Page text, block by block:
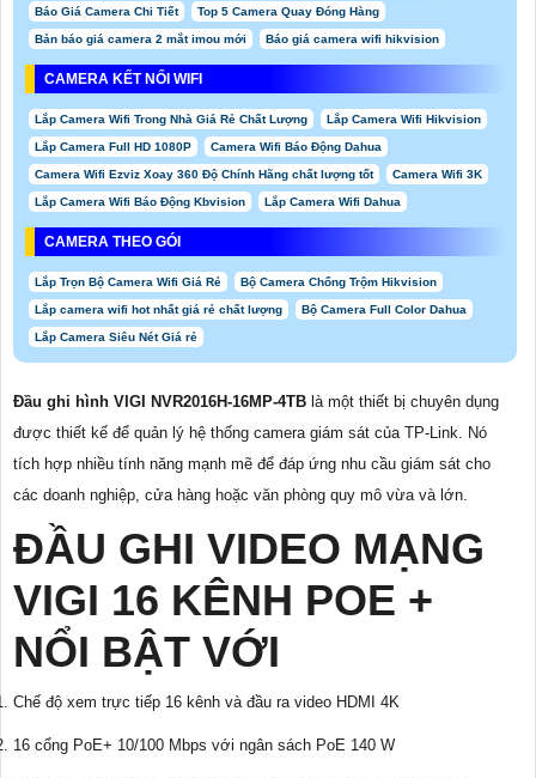
Báo Giá Camera Chi Tiết Top 5 Camera Quay Đóng Hàng
Bản báo giá camera 2 mắt imou mới Báo giá camera wifi hikvision
CAMERA KẾT NỐI WIFI
Lắp Camera Wifi Trong Nhà Giá Rẻ Chất Lượng Lắp Camera Wifi Hikvision
Lắp Camera Full HD 1080P Camera Wifi Báo Động Dahua
Camera Wifi Ezviz Xoay 360 Độ Chính Hãng chất lượng tốt Camera Wifi 3K
Lắp Camera Wifi Báo Động Kbvision Lắp Camera Wifi Dahua
CAMERA THEO GÓI
Lắp Trọn Bộ Camera Wifi Giá Rẻ Bộ Camera Chống Trộm Hikvision
Lắp camera wifi hot nhất giá rẻ chất lượng Bộ Camera Full Color Dahua
Lắp Camera Siêu Nét Giá rẻ
Đầu ghi hình VIGI NVR2016H-16MP-4TB là một thiết bị chuyên dụng
được thiết kế để quản lý hệ thống camera giám sát của TP-Link. Nó
tích hợp nhiều tính năng mạnh mẽ để đáp ứng nhu cầu giám sát cho
các doanh nghiệp, cửa hàng hoặc văn phòng quy mô vừa và lớn.
ĐẦU GHI VIDEO MẠNG
VIGI 16 KÊNH POE +
NỔI BẬT VỚI
Chế độ xem trực tiếp 16 kênh và đầu ra video HDMI 4K
16 cổng PoE+ 10/100 Mbps với ngân sách PoE 140 W